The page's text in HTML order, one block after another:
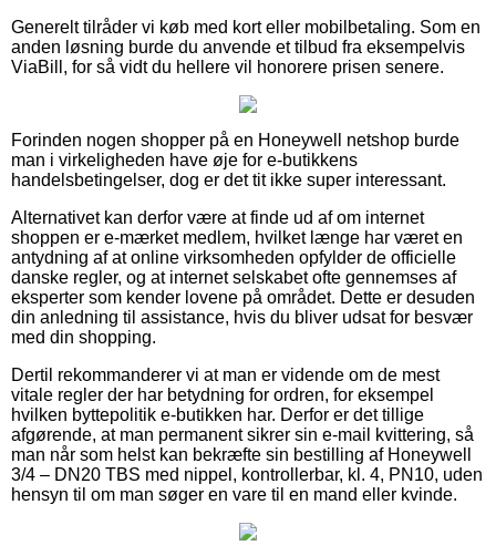
Generelt tilråder vi køb med kort eller mobilbetaling. Som en
anden løsning burde du anvende et tilbud fra eksempelvis
ViaBill, for så vidt du hellere vil honorere prisen senere.
Forinden nogen shopper på en Honeywell netshop burde
man i virkeligheden have øje for e-butikkens
handelsbetingelser, dog er det tit ikke super interessant.
Alternativet kan derfor være at finde ud af om internet
shoppen er e-mærket medlem, hvilket længe har været en
antydning af at online virksomheden opfylder de officielle
danske regler, og at internet selskabet ofte gennemses af
eksperter som kender lovene på området. Dette er desuden
din anledning til assistance, hvis du bliver udsat for besvær
med din shopping.
Dertil rekommanderer vi at man er vidende om de mest
vitale regler der har betydning for ordren, for eksempel
hvilken byttepolitik e-butikken har. Derfor er det tillige
afgørende, at man permanent sikrer sin e-mail kvittering, så
man når som helst kan bekræfte sin bestilling af Honeywell
3/4 – DN20 TBS med nippel, kontrollerbar, kl. 4, PN10, uden
hensyn til om man søger en vare til en mand eller kvinde.